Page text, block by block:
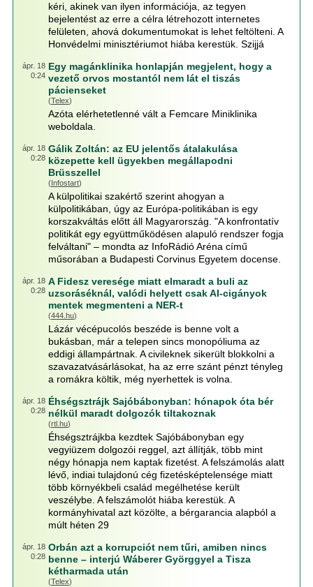
kéri, akinek van ilyen információja, az tegyen
bejelentést az erre a célra létrehozott internetes
felületen, ahová dokumentumokat is lehet feltölteni. A
Honvédelmi minisztériumot hiába kerestük. Szijjá
ápr. 18
0:24
Egy magánklinika honlapján megjelent, hogy a
vezető orvos mostantól nem lát el tiszás
pácienseket
(Telex)
Azóta elérhetetlenné vált a Femcare Miniklinika
weboldala.
ápr. 18
0:28
Gálik Zoltán: az EU jelentős átalakulása
közepette kell ügyekben megállapodni
Brüsszellel
(Infostart)
A külpolitikai szakértő szerint ahogyan a
külpolitikában, úgy az Európa-politikában is egy
korszakváltás előtt áll Magyarország. "A konfrontatív
politikát egy együttműködésen alapuló rendszer fogja
felváltani" – mondta az InfoRádió Aréna című
műsorában a Budapesti Corvinus Egyetem docense.
ápr. 18
0:28
A Fidesz veresége miatt elmaradt a buli az
uzsoráséknál, valódi helyett csak AI-cigányok
mentek megmenteni a NER-t
(444.hu)
Lázár vécépucolós beszéde is benne volt a
bukásban, már a telepen sincs monopóliuma az
eddigi állampártnak. A civileknek sikerült blokkolni a
szavazatvásárlásokat, ha az erre szánt pénzt tényleg
a romákra költik, még nyerhettek is volna.
ápr. 18
0:28
Éhségsztrájk Sajóbábonyban: hónapok óta bér
nélkül maradt dolgozók tiltakoznak
(rtl.hu)
Éhségsztrájkba kezdtek Sajóbábonyban egy
vegyiüzem dolgozói reggel, azt állítják, több mint
négy hónapja nem kaptak fizetést. A felszámolás alatt
lévő, indiai tulajdonú cég fizetésképtelensége miatt
több környékbeli család megélhetése került
veszélybe. A felszámolót hiába kerestük. A
kormányhivatal azt közölte, a bérgarancia alapból a
múlt héten 29
ápr. 18
0:28
Orbán azt a korrupciót nem tűri, amiben nincs
benne – interjú Wáberer Györggyel a Tisza
kétharmada után
(Telex)